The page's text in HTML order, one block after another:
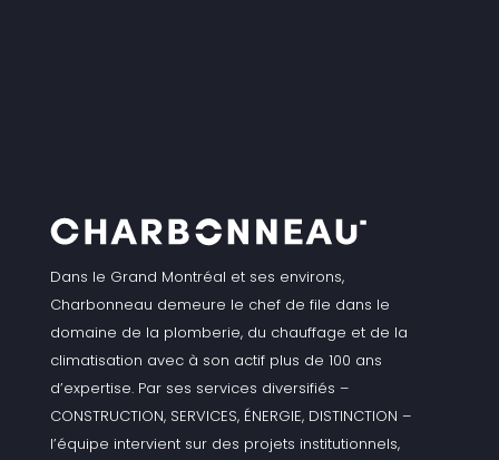
Dans le Grand Montréal et ses environs,
Charbonneau demeure le chef de file dans le
domaine de la plomberie, du chauffage et de la
climatisation avec à son actif plus de 100 ans
d’expertise. Par ses services diversifiés –
CONSTRUCTION, SERVICES, ÉNERGIE, DISTINCTION –
l’équipe intervient sur des projets institutionnels,